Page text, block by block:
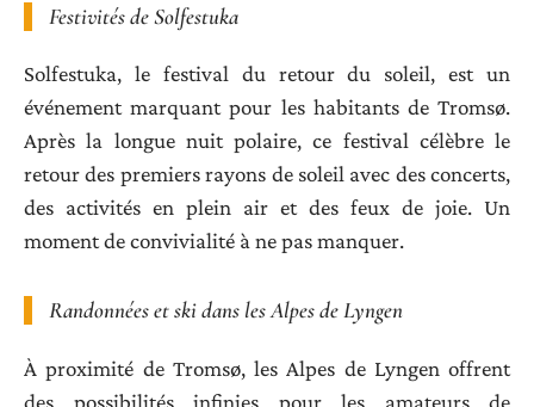
Festivités de Solfestuka
Solfestuka, le festival du retour du soleil, est un
événement marquant pour les habitants de Tromsø.
Après la longue nuit polaire, ce festival célèbre le
retour des premiers rayons de soleil avec des concerts,
des activités en plein air et des feux de joie. Un
moment de convivialité à ne pas manquer.
Randonnées et ski dans les Alpes de Lyngen
À proximité de Tromsø, les Alpes de Lyngen offrent
des possibilités infinies pour les amateurs de